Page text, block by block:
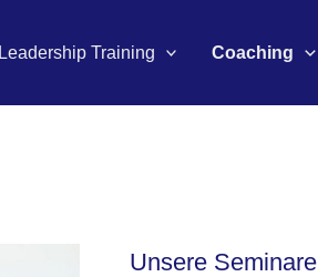
Leadership Training Coaching
Unsere Seminare